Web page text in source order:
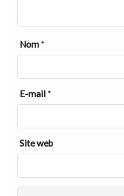
Nom *
E-mail *
Site web